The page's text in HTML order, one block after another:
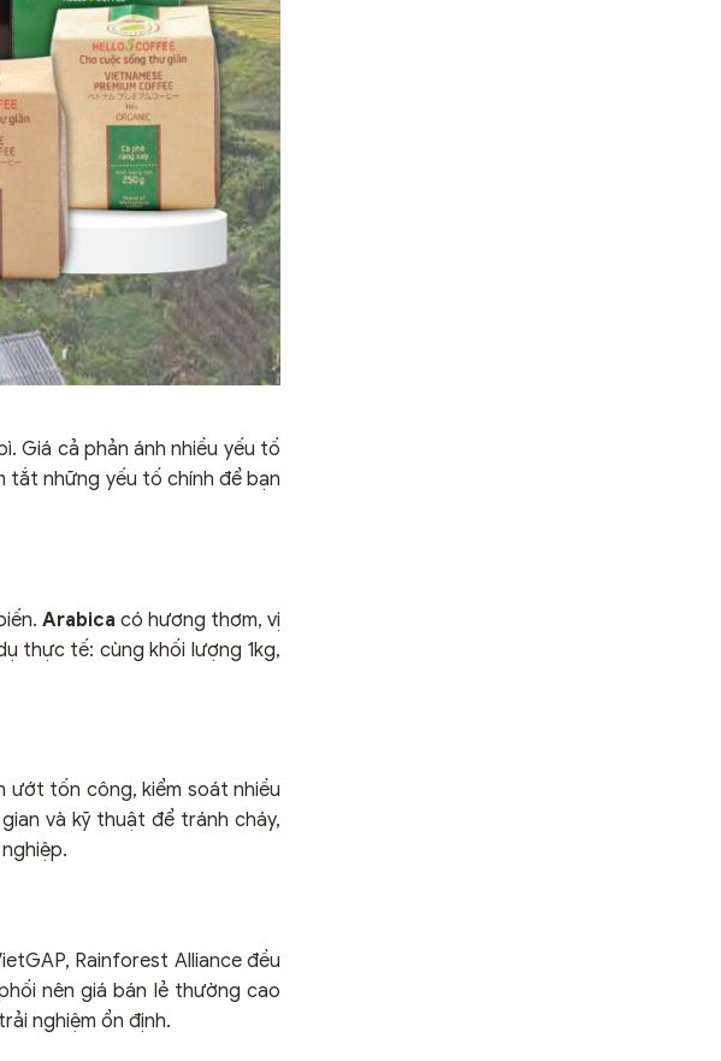
Giá cả phản ánh nhiều yếu tố
tắt những yếu tố chính để bạn
Arabica có hương thơm, vị
thực tế: cùng khối lượng 1kg,
ướt tốn công, kiểm soát nhiều
và kỹ thuật để tránh cháy,
Rainforest Alliance đều
nên giá bán lẻ thường cao
nghiệm ổn định.